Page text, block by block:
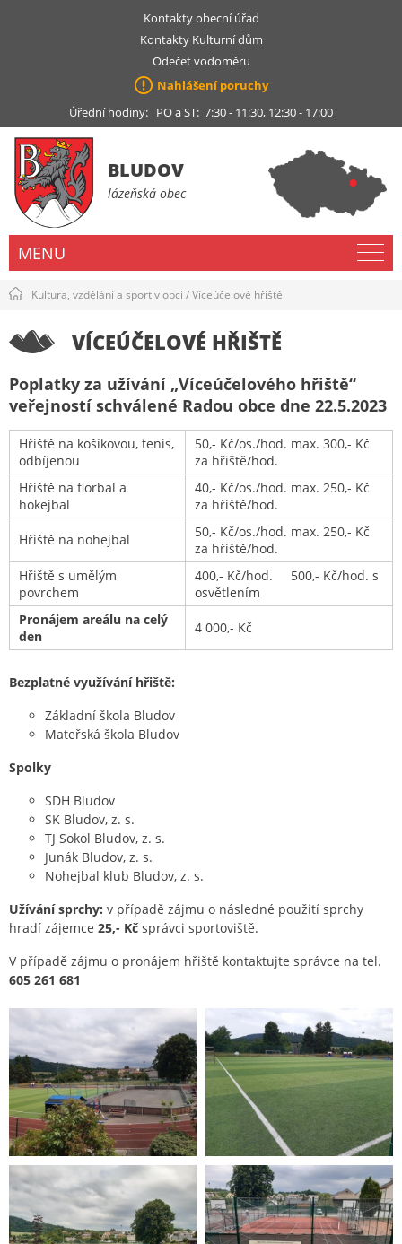
Kontakty obecní úřad
Kontakty Kulturní dům
Odečet vodoměru
Nahlášení poruchy
Úřední hodiny: PO a ST: 7:30 - 11:30, 12:30 - 17:00
BLUDOV
lázeňská obec
MENU
Kultura, vzdělání a sport v obci /Víceúčelové hřiště
VÍCEÚČELOVÉ HŘIŠTĚ
Poplatky za užívání „Víceúčelového hřiště“
veřejností schválené Radou obce dne 22.5.2023
Hřiště na košíkovou, tenis,
odbíjenou
50,- Kč/os./hod. max. 300,- Kč
za hřiště/hod.
Hřiště na florbal a
hokejbal
40,- Kč/os./hod. max. 250,- Kč
za hřiště/hod.
Hřiště na nohejbal
50,- Kč/os./hod. max. 250,- Kč
za hřiště/hod.
Hřiště s umělým
povrchem
400,- Kč/hod. 500,- Kč/hod. s
osvětlením
Pronájem areálu na celý
den
4 000,- Kč
Bezplatné využívání hřiště:
Základní škola Bludov
Mateřská škola Bludov
Spolky
SDH Bludov
SK Bludov, z. s.
TJ Sokol Bludov, z. s.
Junák Bludov, z. s.
Nohejbal klub Bludov, z. s.
Užívání sprchy: v případě zájmu o následné použití sprchy
hradí zájemce 25,- Kč správci sportoviště.
V případě zájmu o pronájem hřiště kontaktujte správce na tel.
605 261 681